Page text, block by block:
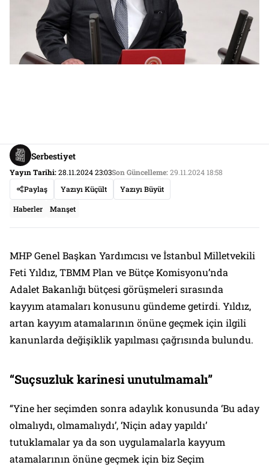
Serbestiyet
Yayın Tarihi:28.11.2024 23:03Son Güncelleme:29.11.2024 18:58
Paylaş
Yazıyı Küçült Yazıyı Büyüt
Haberler Manşet
MHP Genel Başkan Yardımcısı ve İstanbul Milletvekili
Feti Yıldız, TBMM Plan ve Bütçe Komisyonu’nda
Adalet Bakanlığı bütçesi görüşmeleri sırasında
kayyım atamaları konusunu gündeme getirdi. Yıldız,
artan kayyım atamalarının önüne geçmek için ilgili
kanunlarda değişiklik yapılması çağrısında bulundu.
“Suçsuzluk karinesi unutulmamalı”
“Yine her seçimden sonra adaylık konusunda ‘Bu aday
olmalıydı, olmamalıydı’, ‘Niçin aday yapıldı’
tutuklamalar ya da son uygulamalarla kayyum
atamalarının önüne geçmek için biz Seçim